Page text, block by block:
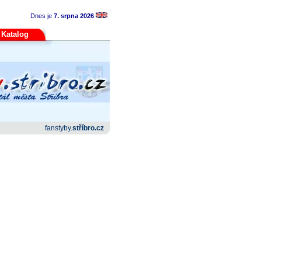
Dnes je 7. srpna 2026
Katalog
fanstyby.stříbro.cz